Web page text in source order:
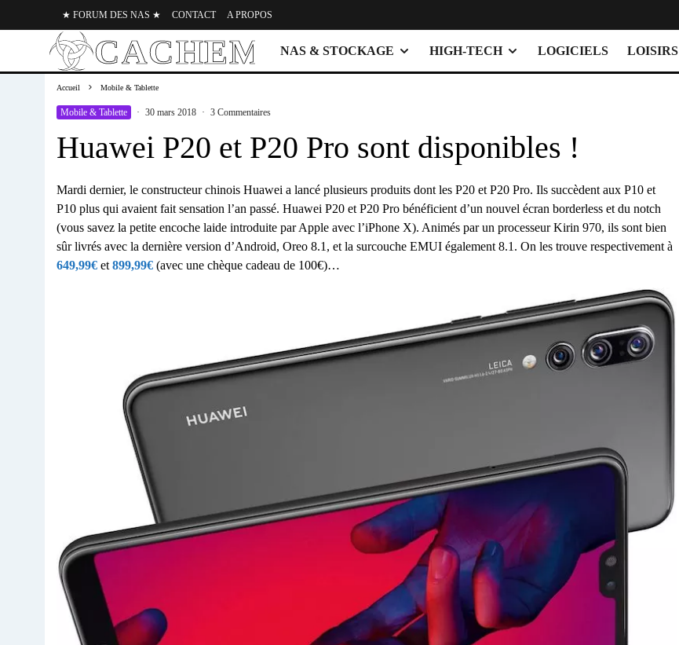
★ FORUM DES NAS ★ CONTACT A PROPOS
NAS & STOCKAGE HIGH-TECH LOGICIELS LOISIRS
Accueil Mobile & Tablette
Mobile & Tablette · 30 mars 2018 · 3 Commentaires
Huawei P20 et P20 Pro sont disponibles !
Mardi dernier, le constructeur chinois Huawei a lancé plusieurs produits dont les P20 et P20 Pro. Ils succèdent aux P10 et
P10 plus qui avaient fait sensation l’an passé. Huawei P20 et P20 Pro bénéficient d’un nouvel écran borderless et du notch
(vous savez la petite encoche laide introduite par Apple avec l’iPhone X). Animés par un processeur Kirin 970, ils sont bien
sûr livrés avec la dernière version d’Android, Oreo 8.1, et la surcouche EMUI également 8.1. On les trouve respectivement à
649,99€ et 899,99€ (avec une chèque cadeau de 100€)…